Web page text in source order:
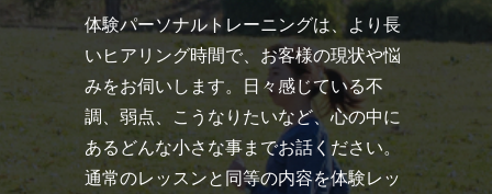
体験パーソナルトレーニングは、より長
いヒアリング時間で、お客様の現状や悩
みをお伺いします。日々感じている不
調、弱点、こうなりたいなど、心の中に
あるどんな小さな事までお話ください。
通常のレッスンと同等の内容を体験レッ